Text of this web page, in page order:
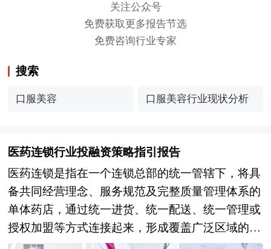
关注公众号
免费获取更多报告节选
免费咨询行业专家
搜索
口服美容 口服美容行业现状分析
医药连锁行业投融资策略指引报告
医药连锁是指在一个连锁总部的统一管辖下，将具
备共同经营理念、服务规范及完整质量管理体系的
单体药店，通过统一进货、统一配送、统一管理或
授权加盟等方式连接起来，形成覆盖广泛区域的规
模化经营组织形式。其核心在于通过标准化、集约